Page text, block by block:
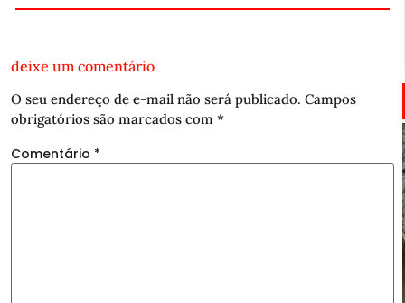
deixe um comentário
O seu endereço de e-mail não será publicado. Campos
obrigatórios são marcados com *
Comentário *